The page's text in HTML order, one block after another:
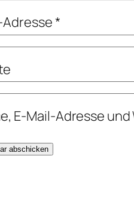
*
E-Mail-Adresse